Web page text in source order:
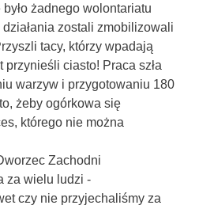
żadnego wolontariatu
zostali zmobilizowali
tacy, którzy wpadają
ciasto! Praca szła
warzyw i przygotowaniu 180
żeby ogórkowa się
którego nie można
Zachodni
za wielu ludzi -
czy nie przyjechaliśmy za